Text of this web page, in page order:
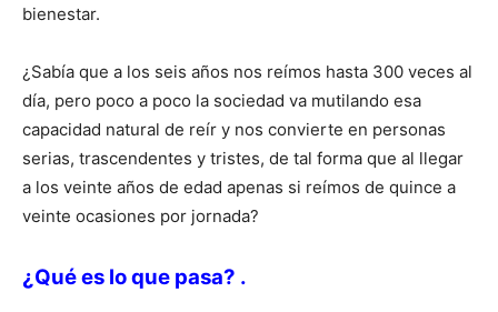
bienestar.
¿Sabía que a los seis años nos reímos hasta 300 veces al
día, pero poco a poco la sociedad va mutilando esa
capacidad natural de reír y nos convierte en personas
serias, trascendentes y tristes, de tal forma que al llegar
a los veinte años de edad apenas si reímos de quince a
veinte ocasiones por jornada?
¿Qué es lo que pasa? .